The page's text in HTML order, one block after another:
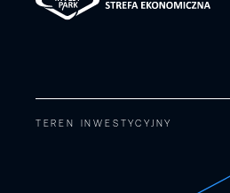
TEREN INWESTYCYJNY